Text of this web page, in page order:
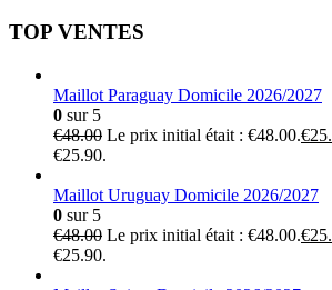
TOP VENTES
Maillot Paraguay Domicile 2026/2027
0 sur 5
€48.00 Le prix initial était : €48.00.€
€25.90.
Maillot Uruguay Domicile 2026/2027
0 sur 5
€48.00 Le prix initial était : €48.00.€
€25.90.